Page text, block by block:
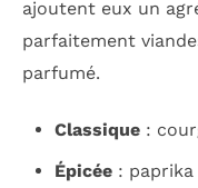
ajoutent eux un
parfaitement
parfumé.
Classique:
Épicée: paprika